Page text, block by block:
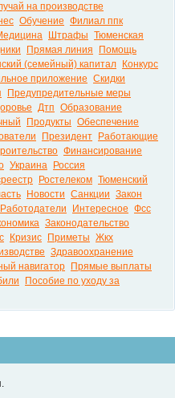
на производстве
Обучение Филиал ппк
Штрафы Тюменская
Прямая линия
Помощь
(семейный) капитал
Конкурс
приложение Скидки
Предупредительные меры
Дтп Образование
Продукты Обеспечение
Президент
Работающие
Финансирование
Украина
Россия
Ростелеком Тюменский
Новости Санкции Закон
Работодатели Интересное Фсс
Законодательство
Кризис Приметы Жкх
Здравоохранение
навигатор
Прямые выплаты
Пособие по уходу за